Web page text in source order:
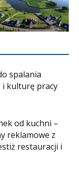
spalania
i kulturę pracy
od kuchni –
reklamowe z
restauracji i